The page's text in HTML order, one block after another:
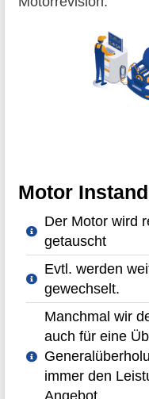
Motor
Der Motor wird
getauscht
Evtl. werden
gewechselt.
Manchmal wir
auch für eine
immer den